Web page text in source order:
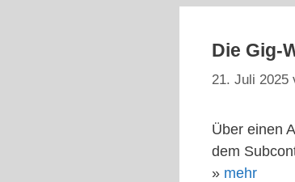
Die Gig-
21. Juli 2025
Über einen
dem
» mehr